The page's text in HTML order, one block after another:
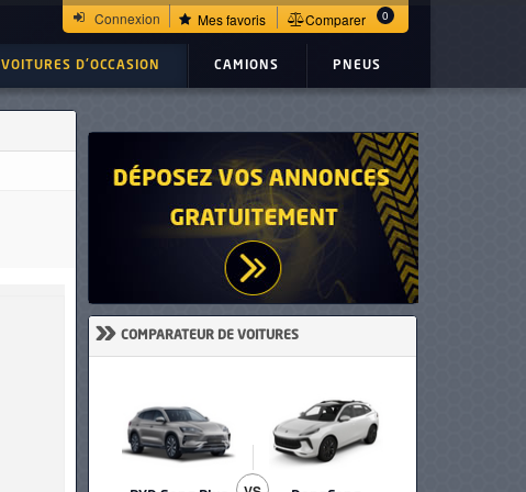
Connexion Mes favoris Comparer 0
VOITURES D'OCCASION CAMIONS PNEUS
» COMPARATEUR DE VOITURES